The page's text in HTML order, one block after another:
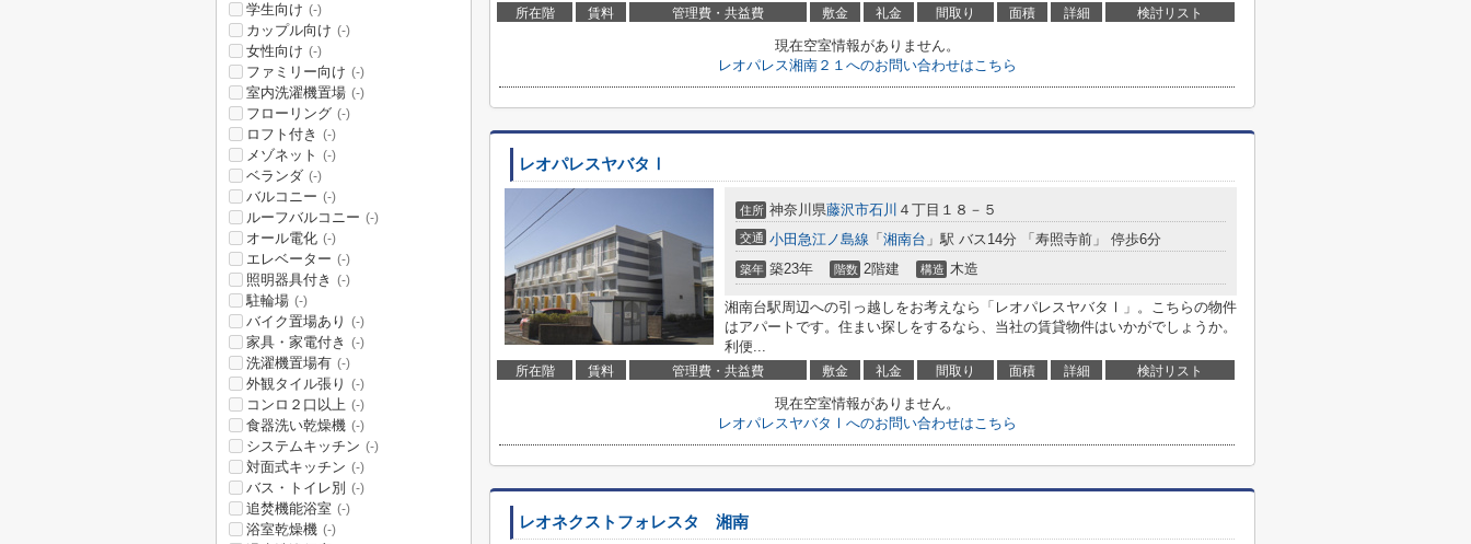
所在階 賃料 管理費・共益費 敷金 礼金 間取り 面積 詳細 検討リスト
現在空室情報がありません。
レオパレス湘南２１へのお問い合わせはこちら
レオパレスヤバタⅠ
住所 神奈川県藤沢市石川 ４丁目１８－５
交通 小田急江ノ島線 「 湘南台 」駅 バス14分 「寿照寺前」 停歩6分
築年 築23年 階数 2階建 構造 木造
湘南台駅周辺への引っ越しをお考えなら「レオパレスヤバタⅠ」。こちらの物件
はアパートです。住まい探しをするなら、当社の賃貸物件はいかがでしょうか。
利便...
所在階 賃料 管理費・共益費 敷金 礼金 間取り 面積 詳細 検討リスト
現在空室情報がありません。
レオパレスヤバタⅠへのお問い合わせはこちら
レオネクストフォレスタ 湘南
学生向け (-)
カップル向け (-)
女性向け (-)
ファミリー向け (-)
室内洗濯機置場 (-)
フローリング (-)
ロフト付き (-)
メゾネット (-)
ベランダ (-)
バルコニー (-)
ルーフバルコニー (-)
オール電化 (-)
エレベーター (-)
照明器具付き (-)
駐輪場 (-)
バイク置場あり (-)
家具・家電付き (-)
洗濯機置場有 (-)
外観タイル張り (-)
コンロ２口以上 (-)
食器洗い乾燥機 (-)
システムキッチン (-)
対面式キッチン (-)
バス・トイレ別 (-)
追焚機能浴室 (-)
浴室乾燥機 (-)